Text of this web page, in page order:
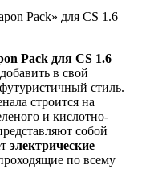
Pack для CS 1.6 —
в свой
стиль.
строится на
и кислотно-
собой
электрические
по всему